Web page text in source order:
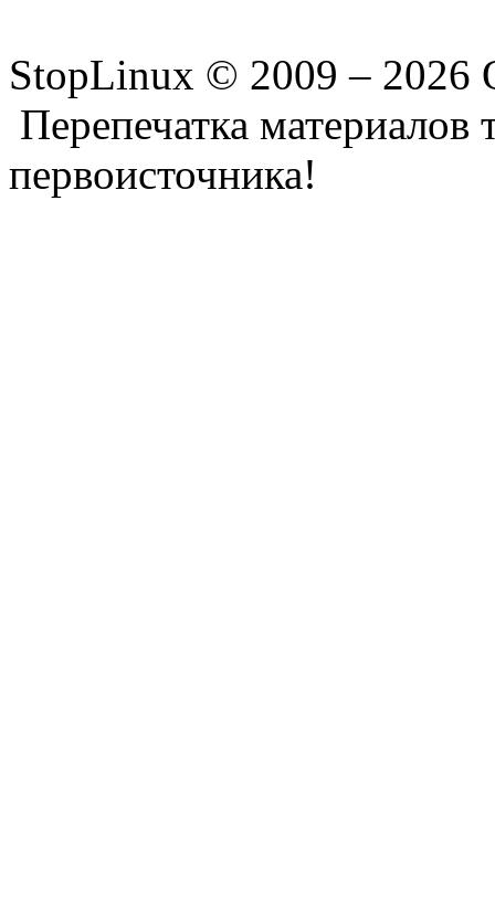
StopLinux © 2009 – 2026
Перепечатка материалов
первоисточника!